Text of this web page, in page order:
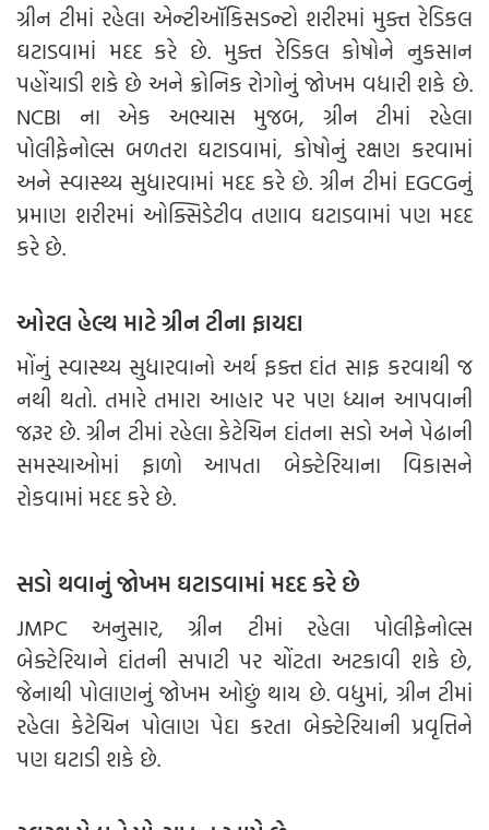
ગ્રીન ટીમાં રહેલા એન્ટીઑકિસડન્ટો શરીરમાં મુક્ત રેડિકલ
ઘટાડવામાં મદદ કરે છે. મુક્ત રેડિકલ કોષોને નુકસાન
પહોંચાડી શકે છે અને ક્રોનિક રોગોનું જોખમ વધારી શકે છે.
NCBI ના એક અભ્યાસ મુજબ, ગ્રીન ટીમાં રહેલા
પોલીફેનોલ્સ બળતરા ઘટાડવામાં, કોષોનું રક્ષણ કરવામાં
અને સ્વાસ્થ્ય સુધારવામાં મદદ કરે છે. ગ્રીન ટીમાં EGCGનું
પ્રમાણ શરીરમાં ઓક્સિડેટીવ તણાવ ઘટાડવામાં પણ મદદ
કરે છે.
ઓરલ હેલ્થ માટે ગ્રીન ટીના ફાયદા
મોંનું સ્વાસ્થ્ય સુધારવાનો અર્થ ફક્ત દાંત સાફ કરવાથી જ
નથી થતો. તમારે તમારા આહાર પર પણ ધ્યાન આપવાની
જરૂર છે. ગ્રીન ટીમાં રહેલા કેટેચિન દાંતના સડો અને પેઢાની
સમસ્યાઓમાં ફાળો આપતા બેક્ટેરિયાના વિકાસને
રોકવામાં મદદ કરે છે.
સડો થવાનું જોખમ ઘટાડવામાં મદદ કરે છે
JMPC અનુસાર, ગ્રીન ટીમાં રહેલા પોલીફેનોલ્સ
બેક્ટેરિયાને દાંતની સપાટી પર ચોંટતા અટકાવી શકે છે,
જેનાથી પોલાણનું જોખમ ઓછું થાય છે. વધુમાં, ગ્રીન ટીમાં
રહેલા કેટેચિન પોલાણ પેદા કરતા બેક્ટેરિયાની પ્રવૃત્તિને
પણ ઘટાડી શકે છે.